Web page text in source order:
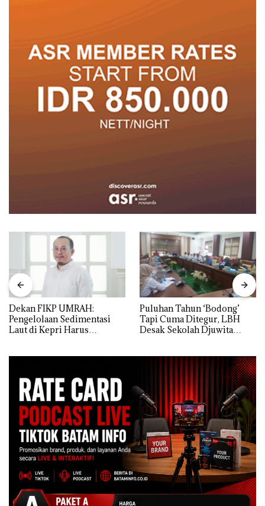
Dekan FIKP UMRAH:
Pengelolaan Sedimentasi
Laut di Kepri Harus
Puluhan Tahun ‘Bodong’
Tapi Cuma Ditegur, LBH
Desak Sekolah Djuwita